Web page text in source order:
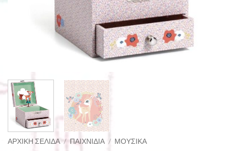
ΑΡΧΙΚΉ ΣΕΛΊΔΑ / ΠΑΙΧΝΊΔΙΑ / ΜΟΥΣΙΚΆ